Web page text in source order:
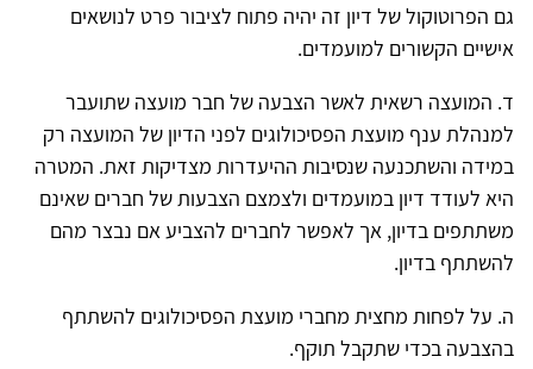
גם הפרוטוקול של דיון זה יהיה פתוח לציבור פרט לנושאים
אישיים הקשורים למועמדים.
ד. המועצה רשאית לאשר הצבעה של חבר מועצה שתועבר
למנהלת ענף מועצת הפסיכולוגים לפני הדיון של המועצה רק
במידה והשתכנעה שנסיבות ההיעדרות מצדיקות זאת. המטרה
היא לעודד דיון במועמדים ולצמצם הצבעות של חברים שאינם
משתתפים בדיון, אך לאפשר לחברים להצביע אם נבצר מהם
להשתתף בדיון.
ה. על לפחות מחצית מחברי מועצת הפסיכולוגים להשתתף
בהצבעה בכדי שתקבל תוקף.